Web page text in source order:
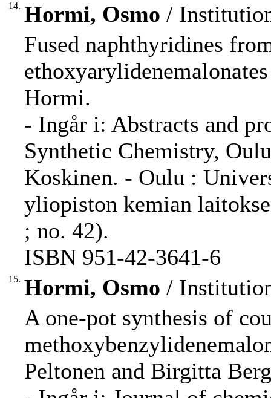
14. Hormi, Osmo /
Fused naphthyridines
Hormi.
- Ingår i: Abstracts and
Synthetic Chemistry,
Koskinen. - Oulu :
yliopiston kemian
; no. 42).
ISBN 951-42-3641-6
15. Hormi, Osmo /
A one-pot synthesis of
Peltonen and Birgitta